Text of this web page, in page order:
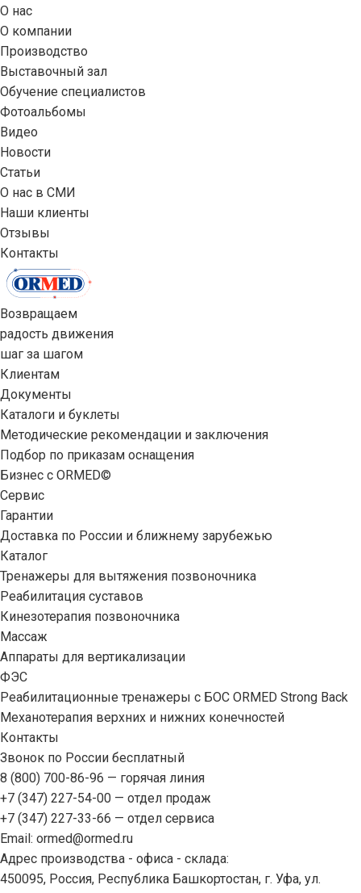
О нас
О компании
Производство
Выставочный зал
Обучение специалистов
Фотоальбомы
Видео
Новости
Статьи
О нас в СМИ
Наши клиенты
Отзывы
Контакты
Возвращаем
радость движения
шаг за шагом
Клиентам
Документы
Каталоги и буклеты
Методические рекомендации и заключения
Подбор по приказам оснащения
Бизнес с ORMED©
Сервис
Гарантии
Доставка по России и ближнему зарубежью
Каталог
Тренажеры для вытяжения позвоночника
Реабилитация суставов
Кинезотерапия позвоночника
Массаж
Аппараты для вертикализации
ФЭС
Реабилитационные тренажеры с БОС ORMED Strong Back
Механотерапия верхних и нижних конечностей
Контакты
Звонок по России бесплатный
8 (800) 700-86-96 — горячая линия
+7 (347) 227-54-00 — отдел продаж
+7 (347) 227-33-66 — отдел сервиса
Email: ormed@ormed.ru
Адрес производства - офиса - склада:
450095, Россия, Республика Башкортостан, г. Уфа, ул.